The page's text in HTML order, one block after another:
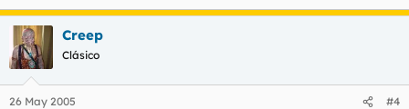
Creep
Clásico
26 May 2005 #4